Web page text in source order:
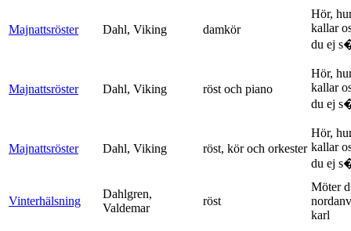
Majnattsröster Dahl, Viking damkör
Hör,
kallar
du ej
Majnattsröster Dahl, Viking röst och piano
Hör,
kallar
du ej
Majnattsröster Dahl, Viking röst, kör och orkester
Hör,
kallar
du ej
Vinterhälsning
Dahlgren,
Valdemar
röst
Möter
karl